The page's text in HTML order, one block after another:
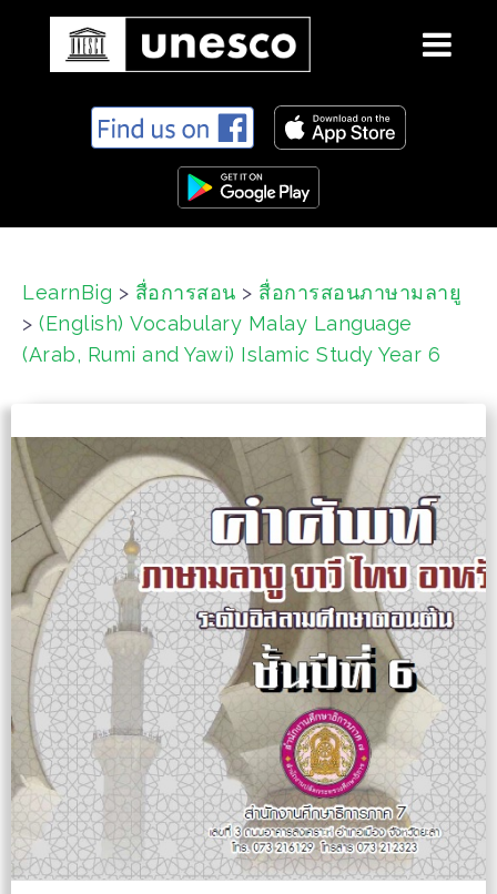
n
LearnBig > สื่อการสอน > สื่อการสอนภาษามลายู
> (English) Vocabulary Malay Language
(Arab, Rumi and Yawi) Islamic Study Year 6